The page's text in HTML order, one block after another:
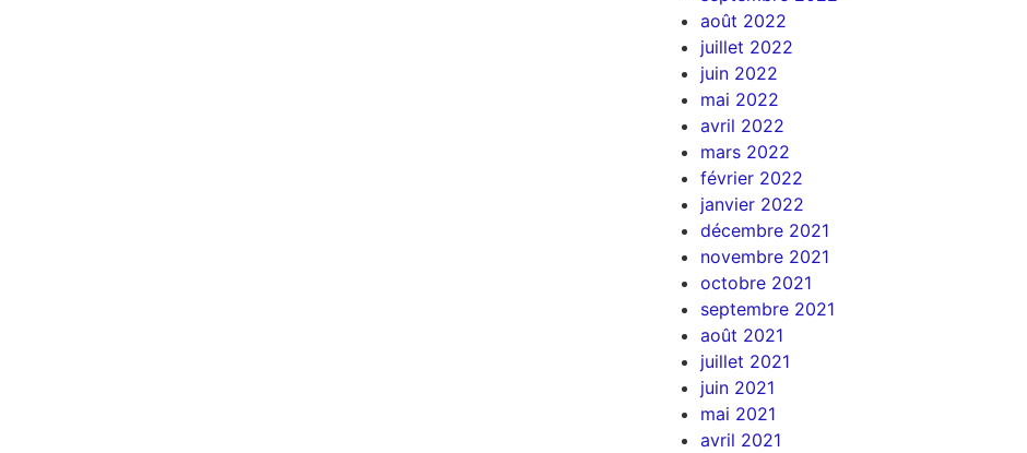
août 2022
juillet 2022
juin 2022
mai 2022
avril 2022
mars 2022
février 2022
janvier 2022
décembre 2021
novembre 2021
octobre 2021
septembre 2021
août 2021
juillet 2021
juin 2021
mai 2021
avril 2021